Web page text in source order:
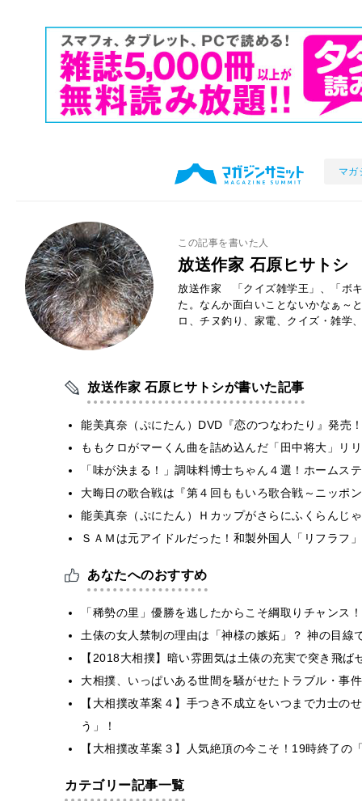
マガ
この記事を書いた人
放送作家 石原ヒサトシ
放送作家 「クイズ雑学王」、「ボ
た。なんか面白いことないかなぁ～
ロ、チヌ釣り、家電、クイズ・雑学
放送作家 石原ヒサトシが書いた記事
能美真奈（ぷにたん）DVD『恋のつなわたり』発売
ももクロがマーくん曲を詰め込んだ「田中将大」
「味が決まる！」調味料博士ちゃん４選！ホームス
大晦日の歌合戦は『第４回ももいろ歌合戦～ニッポ
能美真奈（ぷにたん）Ｈカップがさらにふくらんじ
ＳＡＭは元アイドルだった！和製外国人「リフラフ
あなたへのおすすめ
「稀勢の里」優勝を逃したからこそ綱取りチャンス
土俵の女人禁制の理由は「神様の嫉妬」？ 神の目線
【2018大相撲】暗い雰囲気は土俵の充実で突き飛
大相撲、いっぱいある世間を騒がせたトラブル・事件
【大相撲改革案４】手つき不成立をいつまで力士の
う」！
【大相撲改革案３】人気絶頂の今こそ！19時終了の
カテゴリー記事一覧